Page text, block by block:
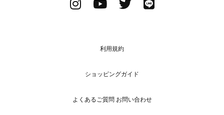
利用規約
ショッピングガイド
よくあるご質問 お問い合わせ